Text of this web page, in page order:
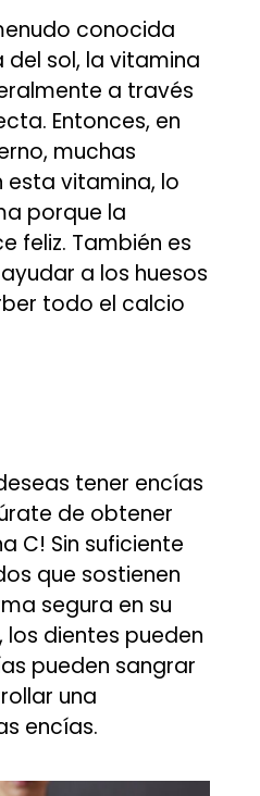
conocida
sol, la vitamina
a través
Entonces, en
muchas
esta vitamina, lo
porque la
feliz. También es
a los huesos
todo el calcio
deseas tener encías
de obtener
C! Sin suficiente
que sostienen
segura en su
los dientes pueden
pueden sangrar
una
encías.